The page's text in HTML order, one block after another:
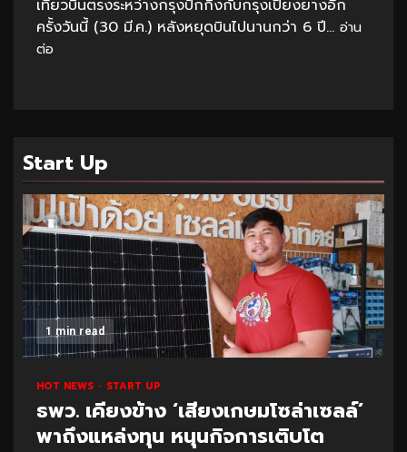
เที่ยวบินตรงระหว่างกรุงปักกิ่งกับกรุงเปียงยางอีก
ครั้งวันนี้ (30 มี.ค.) หลังหยุดบินไปนานกว่า 6 ปี... อ่าน
ต่อ
Start Up
1 min read
HOT NEWS START UP
ธพว. เคียงข้าง ‘เสียงเกษมโซล่าเซลล์’
พาถึงแหล่งทุน หนุนกิจการเติบโต